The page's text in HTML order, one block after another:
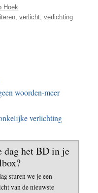
Hoek
,verlicht,verlichting
woorden-meer
verlichting
dag het BD in je
sturen we je een
van de nieuwste